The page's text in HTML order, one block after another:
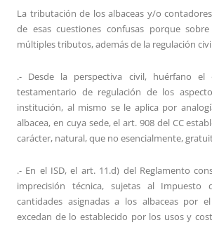
La tributación de los albaceas y/o
de esas cuestiones confusas porque
múltiples tributos, además de la regulación
.- Desde la perspectiva civil, huérfano el
testamentario de regulación de los
institución, al mismo se le aplica por
albacea, en cuya sede, el art. 908 del CC
carácter, natural, que no esencialmente,
.- En el ISD, el art. 11.d) del Reglamento
imprecisión técnica, sujetas al Impuesto
cantidades asignadas a los albaceas por
excedan de lo establecido por los usos y